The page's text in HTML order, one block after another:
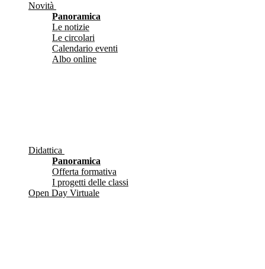
Novità
Panoramica
Le notizie
Le circolari
Calendario eventi
Albo online
Didattica
Panoramica
Offerta formativa
I progetti delle classi
Open Day Virtuale